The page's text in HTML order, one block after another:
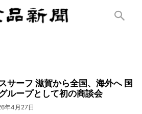
サーフ 滋賀から全国、海外へ 国
ループとして初の商談会
年4月27日